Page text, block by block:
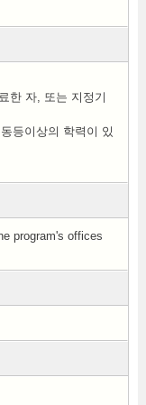
한 자, 또는 지정기
등이상의 학력이 있
program's offices